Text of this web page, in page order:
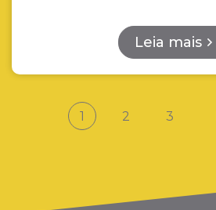
Leia mais
1 2 3